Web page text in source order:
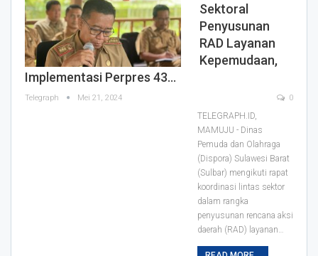
Sektoral
Penyusunan
RAD Layanan
Kepemudaan,
Implementasi Perpres 43…
Telegraph Mei 21, 2024 0
TELEGRAPH.ID,
MAMUJU - Dinas
Pemuda dan Olahraga
(Dispora) Sulawesi Barat
(Sulbar) mengikuti rapat
koordinasi lintas sektor
dalam rangka
penyusunan rencana aksi
daerah (RAD) layanan…